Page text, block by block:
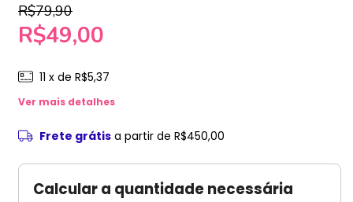
R$79,90
R$49,00
11 x de R$5,37
Ver mais detalhes
Frete grátis a partir de R$450,00
Calcular a quantidade necessária